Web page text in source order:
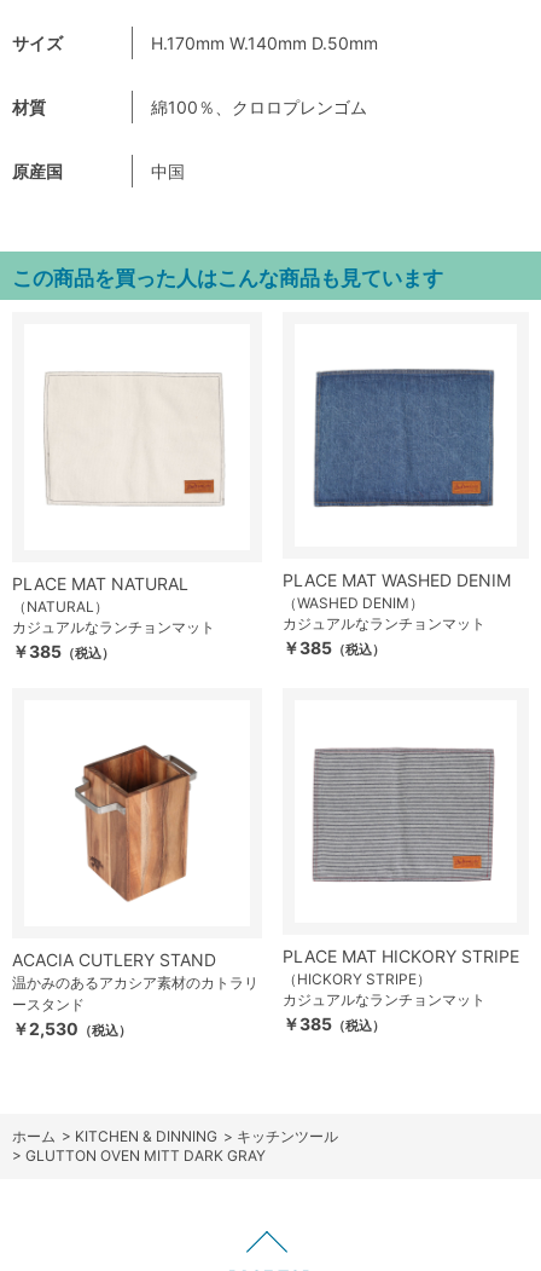
サイズ H.170mm W.140mm D.50mm
材質 綿100％、クロロプレンゴム
原産国 中国
この商品を買った人はこんな商品も見ています
PLACE MAT NATURAL
（NATURAL）
カジュアルなランチョンマット
￥385 （税込）
PLACE MAT WASHED DENIM
（WASHED DENIM）
カジュアルなランチョンマット
￥385 （税込）
ACACIA CUTLERY STAND
温かみのあるアカシア素材のカトラリ
ースタンド
￥2,530 （税込）
PLACE MAT HICKORY STRIPE
（HICKORY STRIPE）
カジュアルなランチョンマット
￥385 （税込）
ホーム > KITCHEN & DINNING > キッチンツール
> GLUTTON OVEN MITT DARK GRAY